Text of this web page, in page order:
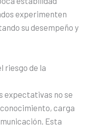
experimenten
su desempeño y
riesgo de la
expectativas no se
carga
Esta